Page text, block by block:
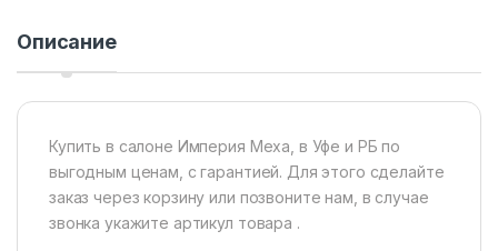
Описание
Купить в салоне Империя Меха, в Уфе и РБ по
выгодным ценам, с гарантией. Для этого сделайте
заказ через корзину или позвоните нам, в случае
звонка укажите артикул товара .